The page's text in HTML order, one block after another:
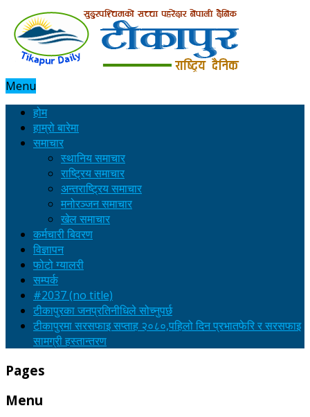
Menu
होम
हाम्रो बारेमा
समाचार
स्थानिय समाचार
राष्ट्रिय समाचार
अन्तराष्ट्रिय समाचार
मनोरञ्जन समाचार
खेल समाचार
कर्मचारी बिवरण
विज्ञापन
फोटो ग्यालरी
सम्पर्क
#2037 (no title)
टीकापुरका जनप्रतिनीधिले सोच्नुपर्छ
टीकापुरमा सरसफाइ सप्ताह २०८०,पहिलो दिन प्रभातफेरि र सरसफाइ
सामग्री हस्तान्तरण
Pages
Menu